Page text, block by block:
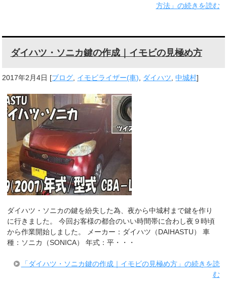
方法」の続きを読む
ダイハツ・ソニカ鍵の作成｜イモビの見極め方
2017年2月4日 [ブログ イモビライザー(車) ダイハツ ,中城村]
ダイハツ・ソニカの鍵を紛失した為、夜から中城村まで鍵を作り
に行きました。 今回お客様の都合のいい時間帯に合わし夜９時頃
から作業開始しました。 メーカー：ダイハツ（DAIHASTU） 車
種：ソニカ（SONICA） 年式：平・・・
「ダイハツ・ソニカ鍵の作成｜イモビの見極め方」の続きを読
む